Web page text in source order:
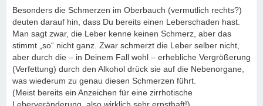
Besonders die Schmerzen im Oberbauch (vermutlich rechts?)
deuten darauf hin, dass Du bereits einen Leberschaden hast.
Man sagt zwar, die Leber kenne keinen Schmerz, aber das
stimmt „so“ nicht ganz. Zwar schmerzt die Leber selber nicht,
aber durch die – in Deinem Fall wohl – erhebliche Vergrößerung
(Verfettung) durch den Alkohol drück sie auf die Nebenorgane,
was wiederum zu genau diesen Schmerzen führt.
(Meist bereits ein Anzeichen für eine zirrhotische